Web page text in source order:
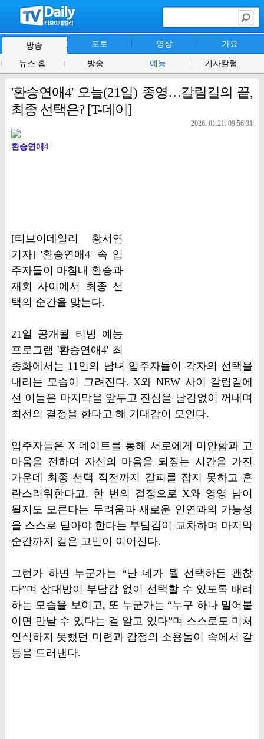
방송 포토 영상 가요
뉴스 홈 방송 예능 기자칼럼
'환승연애4' 오늘(21일) 종영…갈림길의 끝,
최종 선택은? [T-데이]
2026. 01.21. 09:56:31
환승연애4
[티브이데일리 황서연
기자] '환승연애4' 속 입
주자들이 마침내 환승과
재회 사이에서 최종 선
택의 순간을 맞는다.
21일 공개될 티빙 예능
프로그램 '환승연애4' 최
종화에서는 11인의 남녀 입주자들이 각자의 선택을
내리는 모습이 그려진다. X와 NEW 사이 갈림길에
선 이들은 마지막을 앞두고 진심을 남김없이 꺼내며
최선의 결정을 한다고 해 기대감이 모인다.
입주자들은 X 데이트를 통해 서로에게 미안함과 고
마움을 전하며 자신의 마음을 되짚는 시간을 가진
가운데 최종 선택 직전까지 갈피를 잡지 못하고 혼
란스러워한다고. 한 번의 결정으로 X와 영영 남이
될지도 모른다는 두려움과 새로운 인연과의 가능성
을 스스로 닫아야 한다는 부담감이 교차하며 마지막
순간까지 깊은 고민이 이어진다.
그런가 하면 누군가는 “난 네가 뭘 선택하든 괜찮
다”며 상대방이 부담감 없이 선택할 수 있도록 배려
하는 모습을 보이고, 또 누군가는 “누구 하나 밀어붙
이면 만날 수 있다는 걸 알고 있다”며 스스로도 미처
인식하지 못했던 미련과 감정의 소용돌이 속에서 갈
등을 드러낸다.